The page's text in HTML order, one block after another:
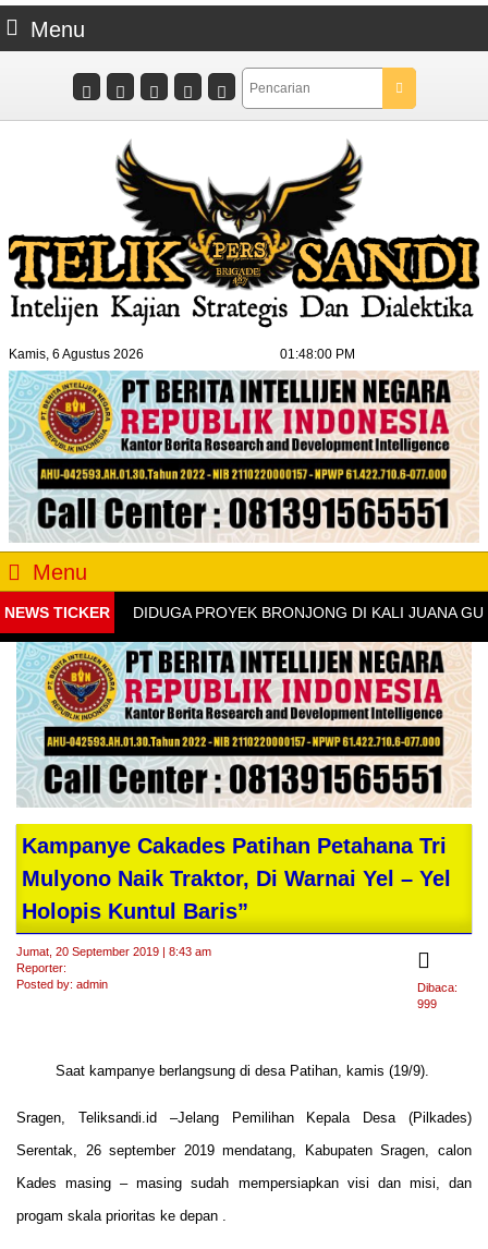
Menu
Kamis, 6 Agustus 2026 01:48:01 PM
Menu
NEWS TICKERDIDUGA PROYEK BRONJONG DI KALI JUANA
Kampanye Cakades Patihan Petahana Tri
Mulyono Naik Traktor, Di Warnai Yel – Yel
Holopis Kuntul Baris”
Jumat, 20 September 2019 | 8:43 am
Reporter:
Posted by: admin
Dibaca:
999
Saat kampanye berlangsung di desa Patihan, kamis (19/9).
Sragen, Teliksandi.id –Jelang Pemilihan Kepala Desa (Pilkades)
Serentak, 26 september 2019 mendatang, Kabupaten Sragen, calon
Kades masing – masing sudah mempersiapkan visi dan misi, dan
progam skala prioritas ke depan .